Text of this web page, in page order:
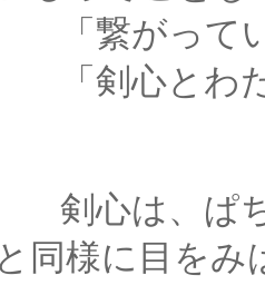
ている
わたし
ちぱちと
同様に目をみ